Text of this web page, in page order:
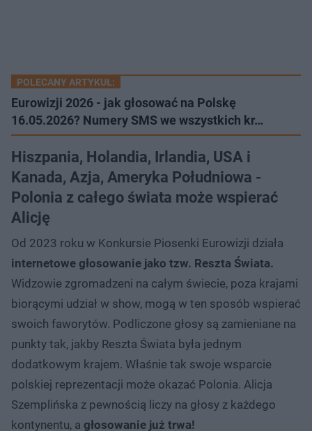
POLECANY ARTYKUŁ:
Eurowizji 2026 - jak głosować na Polskę
16.05.2026? Numery SMS we wszystkich kr…
Hiszpania, Holandia, Irlandia, USA i
Kanada, Azja, Ameryka Południowa -
Polonia z całego świata może wspierać
Alicję
Od 2023 roku w Konkursie Piosenki Eurowizji działa
internetowe głosowanie jako tzw. Reszta Świata.
Widzowie zgromadzeni na całym świecie, poza krajami
biorącymi udział w show, mogą w ten sposób wspierać
swoich faworytów. Podliczone głosy są zamieniane na
punkty tak, jakby Reszta Świata była jednym
dodatkowym krajem. Właśnie tak swoje wsparcie
polskiej reprezentacji może okazać Polonia. Alicja
Szemplińska z pewnością liczy na głosy z każdego
kontynentu, a głosowanie już trwa!